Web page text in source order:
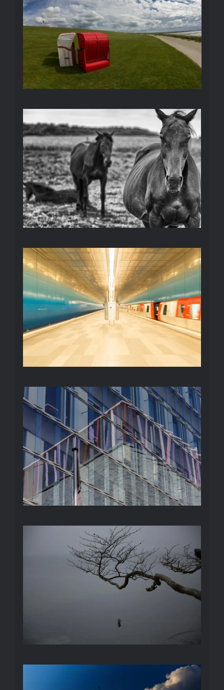
BLACK & WHITE
UNTERGRUND
SPIEGELUNGEN
TRIST